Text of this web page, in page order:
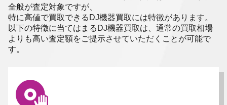
全般が査定対象ですが、
特に高値で買取できるDJ機器買取には特徴があります。
以下の特徴に当てはまるDJ機器買取は、通常の買取相場
よりも高い査定額をご提示させていただくことが可能で
す。